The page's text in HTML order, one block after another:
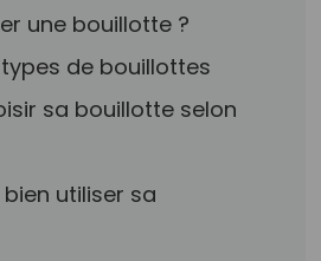
une bouillotte ?
de bouillottes
sa bouillotte selon
utiliser sa